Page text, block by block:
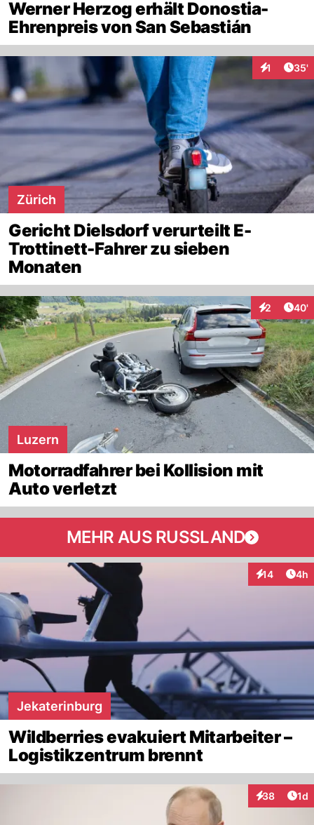
Werner Herzog erhält Donostia-
Ehrenpreis von San Sebastián
1 35'
Zürich
Gericht Dielsdorf verurteilt E-
Trottinett-Fahrer zu sieben
Monaten
2 40'
Luzern
Motorradfahrer bei Kollision mit
Auto verletzt
MEHR AUS RUSSLAND
14
Interaktionen
4h
Jekaterinburg
Wildberries evakuiert Mitarbeiter –
Logistikzentrum brennt
38
Interaktionen
1d